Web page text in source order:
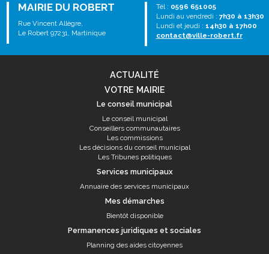
MAIRIE DU ROBERT
Rue Vincent Allègre,
Le Robert 97231, Martinique
Tél : 0596 651005
Lundi au vendredi : 7h30 à 13h30
Lundi et jeudi : 14h30 à 17h00
contact@ville-robert.fr
ACTUALITÉ
VOTRE MAIRIE
Le conseil municipal
Le conseil municipal
Conseillers communautaires
Les commissions
Les décisions du conseil municipal
Les Tribunes politiques
Services municipaux
Annuaire des services municipaux
Mes démarches
Bientôt disponible
Permanences juridiques et sociales
Planning des aides citoyennes